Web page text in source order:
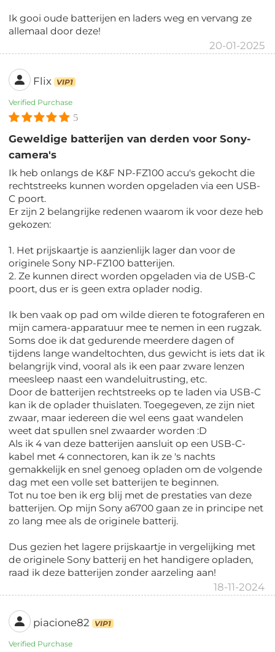
Ik gooi oude batterijen en laders weg en vervang ze
allemaal door deze!
20-01-2025
Flix VIP1
Verified Purchase
5
Geweldige batterijen van derden voor Sony-
camera's
Ik heb onlangs de K&F NP-FZ100 accu's gekocht die
rechtstreeks kunnen worden opgeladen via een USB-
C poort.
Er zijn 2 belangrijke redenen waarom ik voor deze heb
gekozen:
1. Het prijskaartje is aanzienlijk lager dan voor de
originele Sony NP-FZ100 batterijen.
2. Ze kunnen direct worden opgeladen via de USB-C
poort, dus er is geen extra oplader nodig.
Ik ben vaak op pad om wilde dieren te fotograferen en
mijn camera-apparatuur mee te nemen in een rugzak.
Soms doe ik dat gedurende meerdere dagen of
tijdens lange wandeltochten, dus gewicht is iets dat ik
belangrijk vind, vooral als ik een paar zware lenzen
meesleep naast een wandeluitrusting, etc.
Door de batterijen rechtstreeks op te laden via USB-C
kan ik de oplader thuislaten. Toegegeven, ze zijn niet
zwaar, maar iedereen die wel eens gaat wandelen
weet dat spullen snel zwaarder worden :D
Als ik 4 van deze batterijen aansluit op een USB-C-
kabel met 4 connectoren, kan ik ze 's nachts
gemakkelijk en snel genoeg opladen om de volgende
dag met een volle set batterijen te beginnen.
Tot nu toe ben ik erg blij met de prestaties van deze
batterijen. Op mijn Sony a6700 gaan ze in principe net
zo lang mee als de originele batterij.
Dus gezien het lagere prijskaartje in vergelijking met
de originele Sony batterij en het handigere opladen,
raad ik deze batterijen zonder aarzeling aan!
18-11-2024
piacione82 VIP1
Verified Purchase